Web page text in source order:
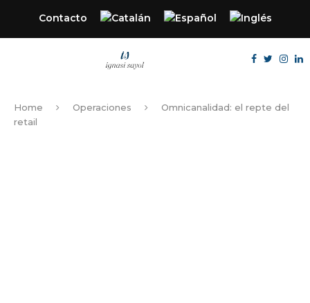
Contacto
Home Operaciones
Omnicanalidad: el repte del
retail